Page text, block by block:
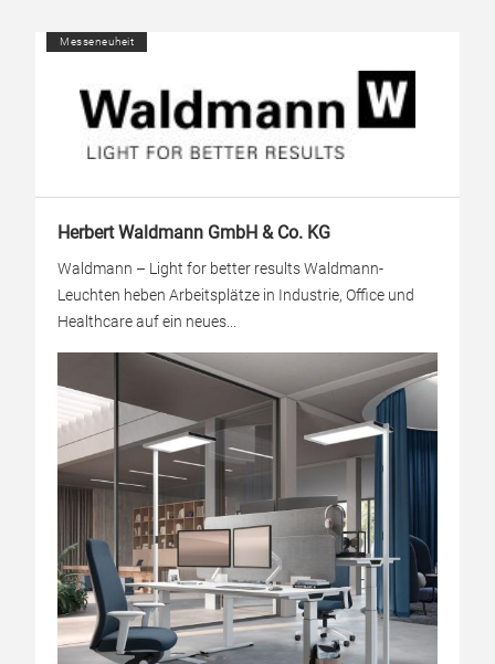
Messeneuheit
Herbert Waldmann GmbH & Co. KG
Waldmann – Light for better results Waldmann-
Leuchten heben Arbeitsplätze in Industrie, Office und
Healthcare auf ein neues...